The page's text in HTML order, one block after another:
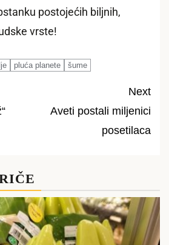
postojećih biljnih,
vrste!
pluća planete šume
Next
Aveti postali miljenici
posetilaca